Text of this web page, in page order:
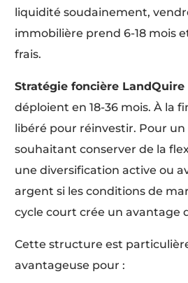
liquidité soudainement,
immobilière prend 6-18 mois
frais.
Stratégie foncière LandQuire
déploient en 18-36 mois. À la
libéré pour réinvestir. Pour un
souhaitant conserver de la
une diversification active ou
argent si les conditions de
cycle court crée un avantage
Cette structure est
avantageuse pour :